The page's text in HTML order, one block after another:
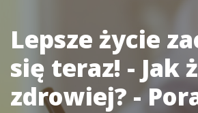
Lepsze życie
się teraz! - Jak
zdrowiej? -